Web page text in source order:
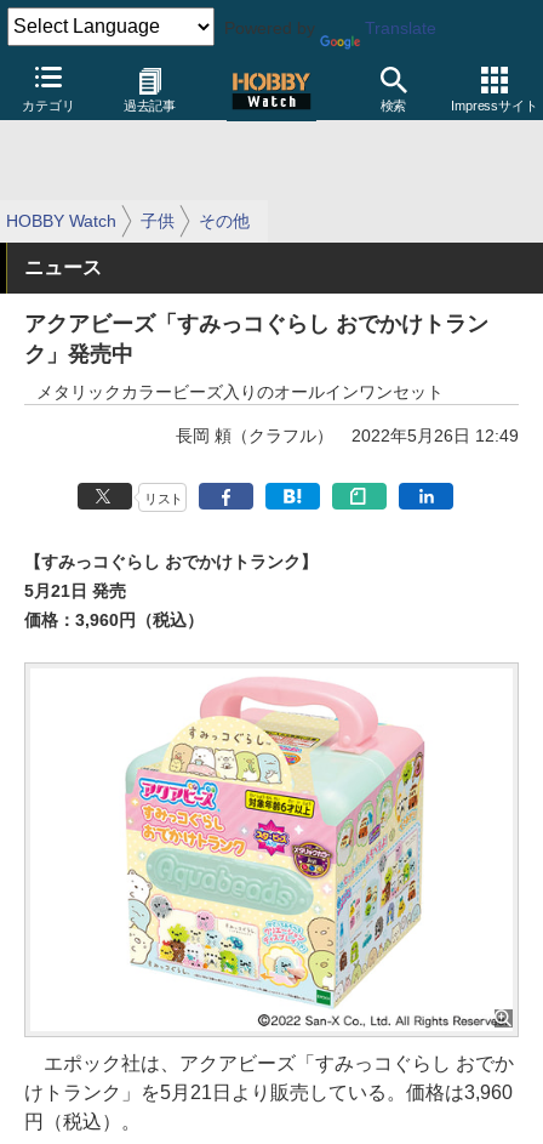
Powered by Translate
カテゴリ 過去記事 検索 Impressサイト
HOBBY Watch 子供 その他
ニュース
アクアビーズ「すみっコぐらし おでかけトラン
ク」発売中
メタリックカラービーズ入りのオールインワンセット
長岡 頼（クラフル） 2022年5月26日 12:49
リスト
【すみっコぐらし おでかけトランク】
5月21日 発売
価格：3,960円（税込）
エポック社は、アクアビーズ「すみっコぐらし おでか
けトランク」を5月21日より販売している。価格は3,960
円（税込）。